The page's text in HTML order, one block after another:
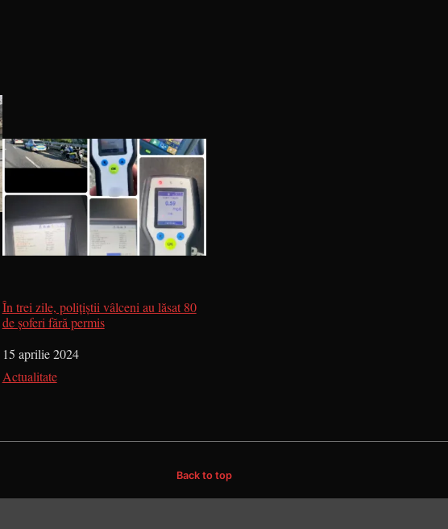
În trei zile, polițiștii vâlceni au lăsat 80
de șoferi fără permis
Dată
15 aprilie 2024
În legătură cu
Actualitate
Back to top